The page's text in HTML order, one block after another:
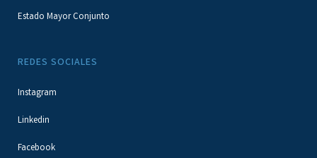
Estado Mayor Conjunto
REDES SOCIALES
Instagram
Linkedin
Facebook